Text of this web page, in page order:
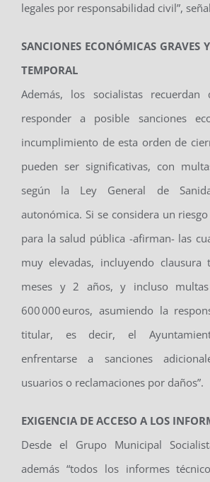
legales por responsabilidad civil”,
SANCIONES ECONÓMICAS GRAVES
TEMPORAL
Además, los socialistas recuerdan
responder a posible sanciones
incumplimiento de esta orden de
pueden ser significativas, con
según la Ley General de
autonómica. Si se considera un
para la salud pública -afirman- las
muy elevadas, incluyendo clausura
meses y 2 años, y incluso
600 000 euros, asumiendo la
titular, es decir, el
enfrentarse a sanciones
usuarios o reclamaciones por daños”.
EXIGENCIA DE ACCESO A LOS
Desde el Grupo Municipal
además “todos los informes